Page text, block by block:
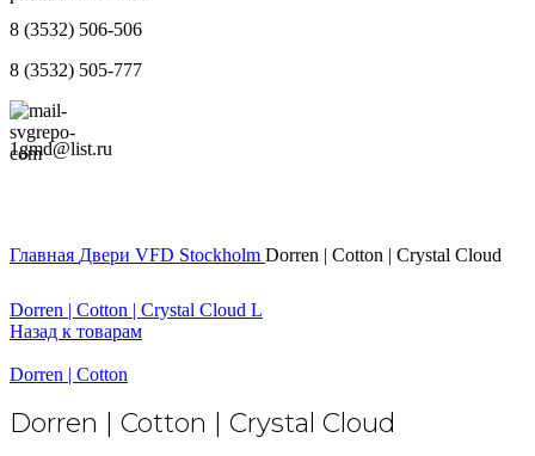
8 (3532) 506-506
8 (3532) 505-777
1gmd@list.ru
Главная Двери VFD Stockholm Dorren | Cotton | Crystal Cloud
Dorren | Cotton | Crystal Cloud L
Назад к товарам
Dorren | Cotton
Dorren | Cotton | Crystal Cloud